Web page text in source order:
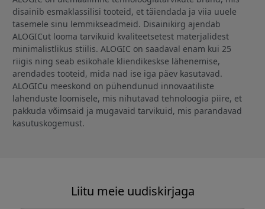
disainib esmaklassilisi tooteid, et täiendada ja viia uuele
tasemele sinu lemmikseadmeid. Disainikirg ajendab
ALOGICut looma tarvikuid kvaliteetsetest materjalidest
minimalistlikus stiilis. ALOGIC on saadaval enam kui 25
riigis ning seab esikohale kliendikeskse lähenemise,
arendades tooteid, mida nad ise iga päev kasutavad.
ALOGICu meeskond on pühendunud innovaatiliste
lahenduste loomisele, mis nihutavad tehnoloogia piire, et
pakkuda võimsaid ja mugavaid tarvikuid, mis parandavad
kasutuskogemust.
Liitu meie uudiskirjaga